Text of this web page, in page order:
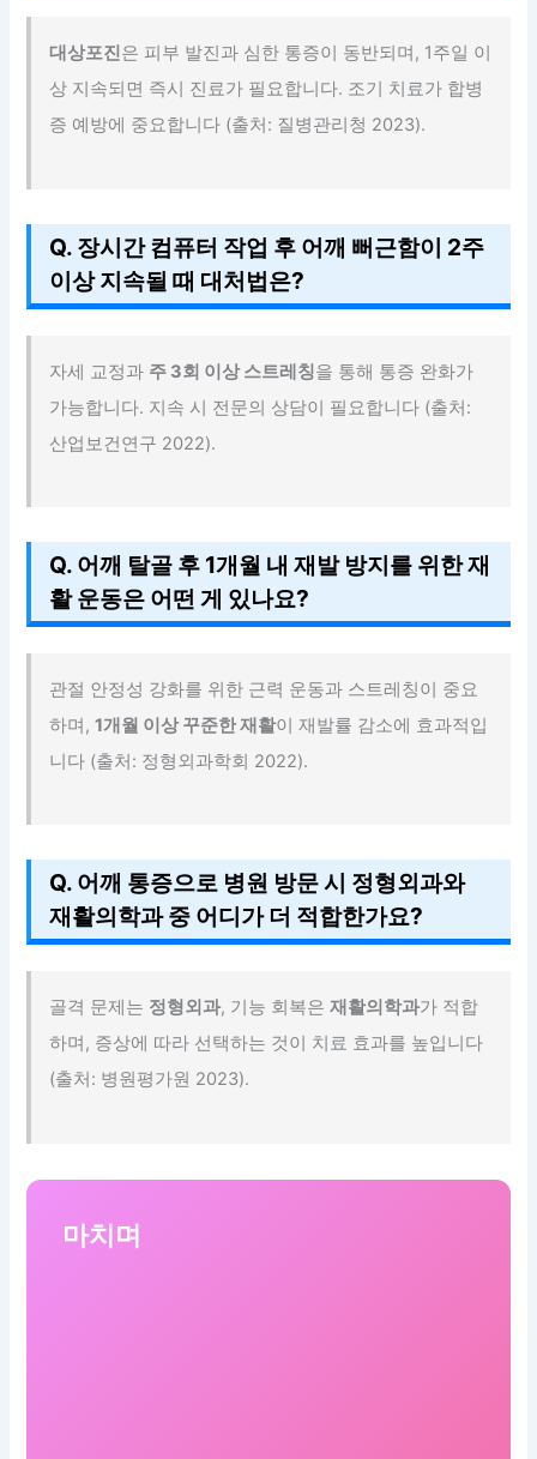
대상포진은 피부 발진과 심한 통증이 동반되며, 1주일 이
상 지속되면 즉시 진료가 필요합니다. 조기 치료가 합병
증 예방에 중요합니다 (출처: 질병관리청 2023).
Q. 장시간 컴퓨터 작업 후 어깨 뻐근함이 2주
이상 지속될 때 대처법은?
자세 교정과 주 3회 이상 스트레칭을 통해 통증 완화가
가능합니다. 지속 시 전문의 상담이 필요합니다 (출처:
산업보건연구 2022).
Q. 어깨 탈골 후 1개월 내 재발 방지를 위한 재
활 운동은 어떤 게 있나요?
관절 안정성 강화를 위한 근력 운동과 스트레칭이 중요
하며,1개월 이상 꾸준한 재활이 재발률 감소에 효과적입
니다 (출처: 정형외과학회 2022).
Q. 어깨 통증으로 병원 방문 시 정형외과와
재활의학과 중 어디가 더 적합한가요?
골격 문제는 정형외과, 기능 회복은재활의학과가 적합
하며, 증상에 따라 선택하는 것이 치료 효과를 높입니다
(출처: 병원평가원 2023).
마치며